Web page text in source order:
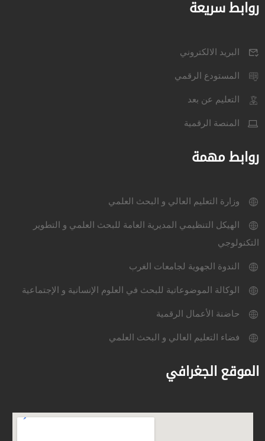
روابط سريعة
البريد الالكتروني
المستودع الرقمي
التعليم عن بعد
المنصة الرقمية
روابط مهمة
وزارة التعليم العالي و البحث العلمي
الهيكل التنظيمي المديرية العامة للبحث العلمي و التطوير
التكنولوجي
الندوة الجهوية لجامعات الغرب
الوكالة الموضوعاتية للبحث في العلوم الإنسانية و الإجتماعية
حاضنة الأعمال الرقمية
فضاء التعليم العالي و البحث العلمي
الموقع الجغرافي